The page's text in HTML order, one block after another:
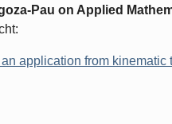
Pau on Applied
application from kinematic